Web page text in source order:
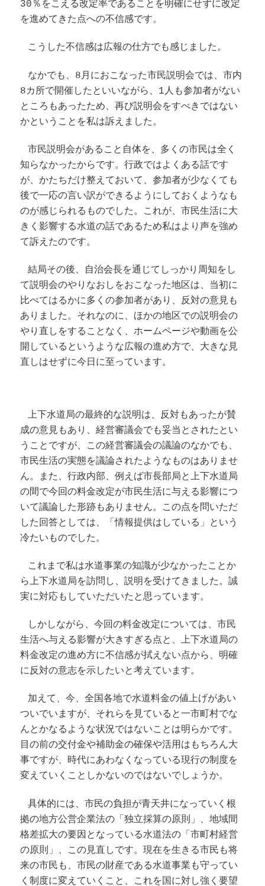
30％をこえる改定率であることを明確にせずに改定
を進めてきた点への不信感です。
こうした不信感は広報の仕方でも感じました。
なかでも、8月におこなった市民説明会では、市内
8カ所で開催したといいながら、1人も参加者がない
ところもあったため、再び説明会をすべきではない
かということを私は訴えました。
市民説明会があること自体を、多くの市民は全く
知らなかったからです。行政ではよくある話です
が、かたちだけ整えておいて、参加者が少なくても
後で一応の言い訳ができるようにしておくようなも
のが感じられるものでした。これが、市民生活に大
きく影響する水道の話であるため私はより声を強め
て訴えたのです。
結局その後、自治会長を通じてしっかり周知をし
て説明会のやりなおしをおこなった地区は、当初に
比べてはるかに多くの参加者があり、反対の意見も
ありました。それなのに、ほかの地区での説明会の
やり直しをすることなく、ホームページや動画を公
開しているというような広報の進め方で、大きな見
直しはせずに今日に至っています。
上下水道局の最終的な説明は、反対もあったが賛
成の意見もあり、経営審議会でも妥当とされたとい
うことですが、この経営審議会の議論のなかでも、
市民生活の実態を議論されたようなものはありませ
ん。
また、行政内部、例えば市長部局と上下水道局
の間で今回の料金改定が市民生活に与える影響につ
いて議論した形跡もありません。
この点を問いただ
した回答としては、「情報提供はしている」という
冷たいものでした。
これまで私は水道事業の知識が少なかったことか
ら上下水道局を訪問し、説明を受けてきました。誠
実に対応もしていただいたと思っています。
しかしながら、今回の料金改定については、市民
生活へ与える影響が大きすぎる点と、上下水道局の
料金改定の進め方に不信感が拭えない点から、明確
に反対の意志を示したいと考えています。
加えて、今、全国各地で水道料金の値上げがあい
ついでいますが、それらを見ていると一市町村でな
んとかなるような状況ではないことは明らかです。
目の前の交付金や補助金の確保や活用はもちろん大
事ですが、時代にあわなくなっている現行の制度を
変えていくことしかないのではないでしょうか。
具体的には、市民の負担が青天井になっていく根
拠の地方公営企業法の「独立採算の原則」、地域間
格差拡大の要因となっている水道法の「市町村経営
の原則」、この見直しです。現在を生きる市民も将
来の市民も、市民の財産である水道事業も守ってい
く制度に変えていくこと、これを国に対し強く要望